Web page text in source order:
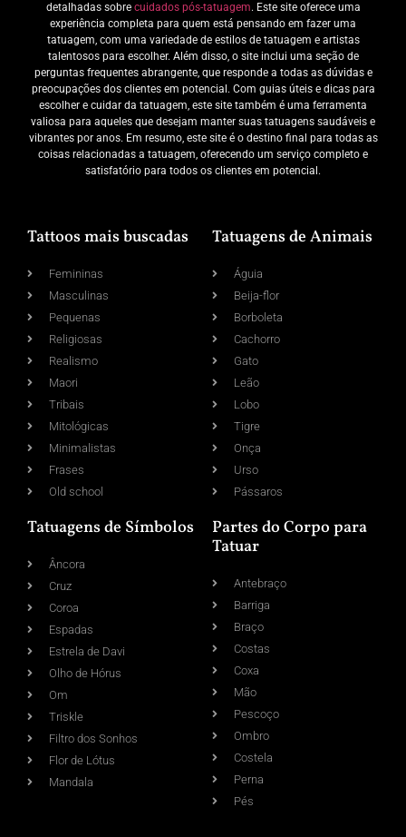
detalhadas sobre cuidados pós-tatuagem. Este site oferece uma
experiência completa para quem está pensando em fazer uma
tatuagem, com uma variedade de estilos de tatuagem e artistas
talentosos para escolher. Além disso, o site inclui uma seção de
perguntas frequentes abrangente, que responde a todas as dúvidas e
preocupações dos clientes em potencial. Com guias úteis e dicas para
escolher e cuidar da tatuagem, este site também é uma ferramenta
valiosa para aqueles que desejam manter suas tatuagens saudáveis e
vibrantes por anos. Em resumo, este site é o destino final para todas as
coisas relacionadas a tatuagem, oferecendo um serviço completo e
satisfatório para todos os clientes em potencial.
Tattoos mais buscadas
Femininas
Masculinas
Pequenas
Religiosas
Realismo
Maori
Tribais
Mitológicas
Minimalistas
Frases
Old school
Tatuagens de Animais
Águia
Beija-flor
Borboleta
Cachorro
Gato
Leão
Lobo
Tigre
Onça
Urso
Pássaros
Tatuagens de Símbolos
Âncora
Cruz
Coroa
Espadas
Estrela de Davi
Olho de Hórus
Om
Triskle
Filtro dos Sonhos
Flor de Lótus
Mandala
Partes do Corpo para
Tatuar
Antebraço
Barriga
Braço
Costas
Coxa
Mão
Pescoço
Ombro
Costela
Perna
Pés